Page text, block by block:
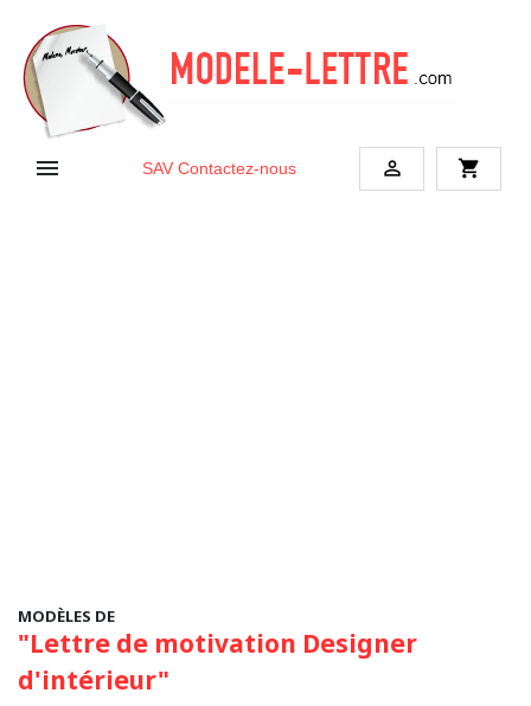
 SAV Contactez-nous  shopping_cart
MODÈLES DE
"Lettre de motivation Designer
d'intérieur"